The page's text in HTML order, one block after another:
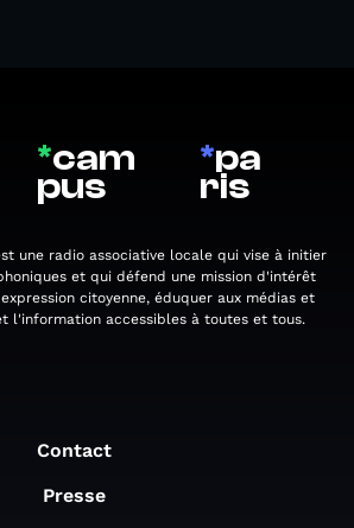
*cam
pus
*pa
ris
une radio associative locale qui vise à initier
et qui défend une mission d'intérêt
citoyenne, éduquer aux médias et
l'information accessibles à toutes et tous.
Contact
Presse